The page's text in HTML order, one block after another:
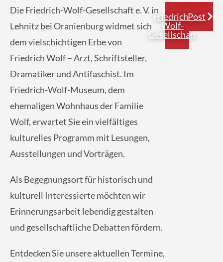
Die Friedrich-Wolf-Gesellschaft e. V. in
Lehnitz bei Oranienburg widmet sich
dem vielschichtigen Erbe von
Friedrich Wolf – Arzt, Schriftsteller,
Dramatiker und Antifaschist. Im
Friedrich-Wolf-Museum, dem
ehemaligen Wohnhaus der Familie
Wolf, erwartet Sie ein vielfältiges
kulturelles Programm mit Lesungen,
Ausstellungen und Vorträgen.
Als Begegnungsort für historisch und
kulturell Interessierte möchten wir
Erinnerungsarbeit lebendig gestalten
und gesellschaftliche Debatten fördern.
Entdecken Sie unsere aktuellen Termine,
Friedrich-
Wolf-
Gesellschaft
Post